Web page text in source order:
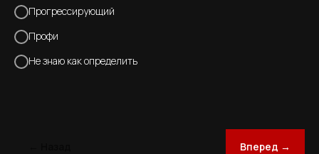
Прогрессирующий
Профи
Не знаю как определить
Вперед →